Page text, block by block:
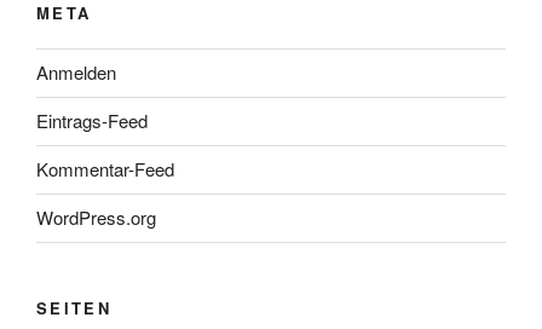
META
Anmelden
Eintrags-Feed
Kommentar-Feed
WordPress.org
SEITEN